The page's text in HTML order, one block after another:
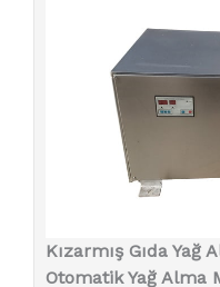
Kızarmış Gıda Yağ
Otomatik Yağ Alma